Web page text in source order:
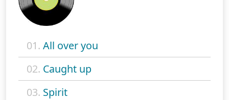
01. All over you
02. Caught up
03. Spirit